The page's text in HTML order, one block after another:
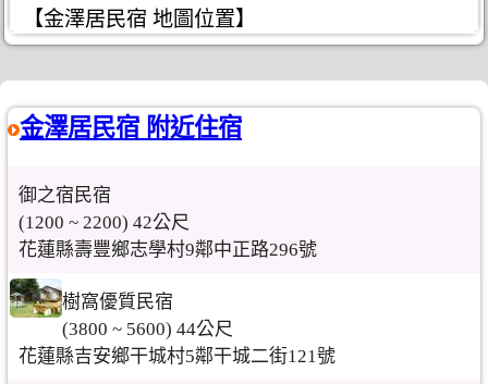
【金澤居民宿 地圖位置】
金澤居民宿 附近住宿
御之宿民宿
(1200 ~ 2200) 42公尺
花蓮縣壽豐鄉志學村9鄰中正路296號
樹窩優質民宿
(3800 ~ 5600) 44公尺
花蓮縣吉安鄉干城村5鄰干城二街121號